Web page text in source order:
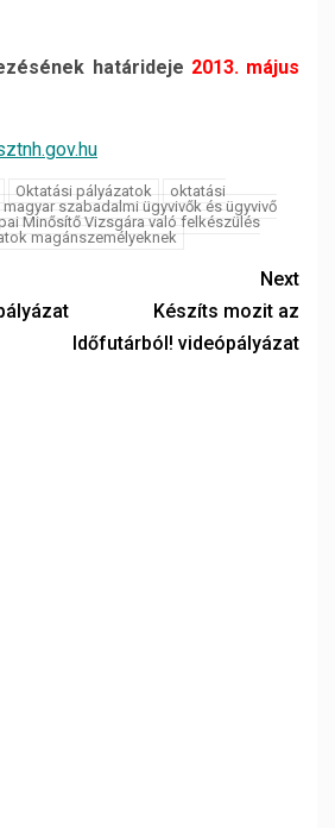
határideje 2013. május
Oktatási pályázatok
oktatási
magyar szabadalmi ügyvivők és ügyvivő
Minősítő Vizsgára való felkészülés
magánszemélyeknek
Next
Készíts mozit az
Időfutárból! videópályázat